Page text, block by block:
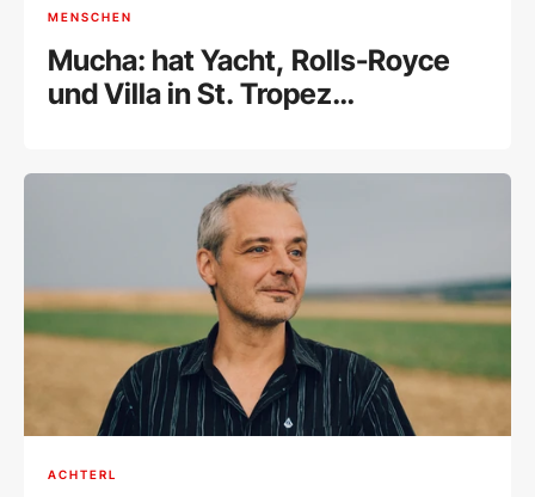
MENSCHEN
Mucha: hat Yacht, Rolls-Royce
und Villa in St. Tropez
ACHTERL